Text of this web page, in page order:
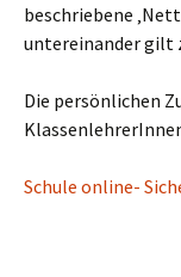
beschriebene
untereinander gilt
Die persönlichen
Schule online-